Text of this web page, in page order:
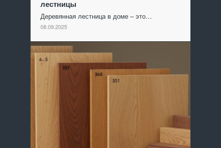
лестницы
Деревянная лестница в доме – это…
08.09.2025